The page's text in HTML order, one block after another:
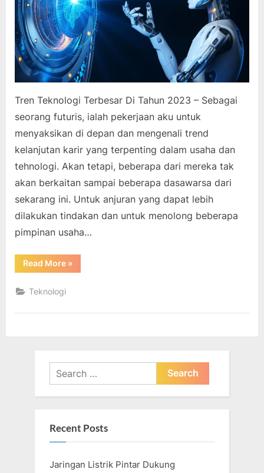
Tren Teknologi Terbesar Di Tahun 2023 – Sebagai
seorang futuris, ialah pekerjaan aku untuk
menyaksikan di depan dan mengenali trend
kelanjutan karir yang terpenting dalam usaha dan
tehnologi. Akan tetapi, beberapa dari mereka tak
akan berkaitan sampai beberapa dasawarsa dari
sekarang ini. Untuk anjuran yang dapat lebih
dilakukan tindakan dan untuk menolong beberapa
pimpinan usaha…
Read More“Tren
Teknologi
Di
Tahun
»
Teknologi
Search
for:
Recent Posts
Jaringan Listrik Pintar Dukung